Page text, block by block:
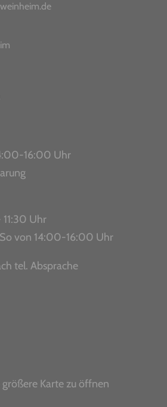
16:00 Uhr
Uhr
So von 14:00-16:00 Uhr
tel. Absprache